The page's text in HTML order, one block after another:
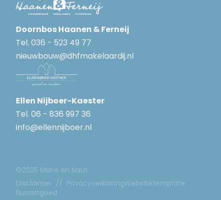
Doornbos Haanen & Ferneij
Tel. 036 - 523 49 77
nieuwbouw@dhfmakelaardij.nl
Ellen Nijboer-Kaester
Tel. 06 - 836 997 36
info@ellennijboer.nl
©2025 Marie en Naut
Disclaimer // PrivacyverklaringWebsitetemplate:
Nuvastgoed